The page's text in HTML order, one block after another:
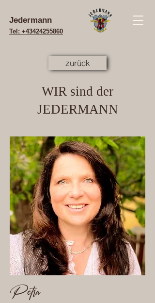
Jedermann
Tel: +43424255860
zurück
WIR sind der
JEDERMANN
Petra